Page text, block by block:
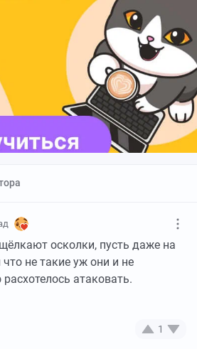
осколки, пусть даже на
что не такие уж они и не
атаковать.
1